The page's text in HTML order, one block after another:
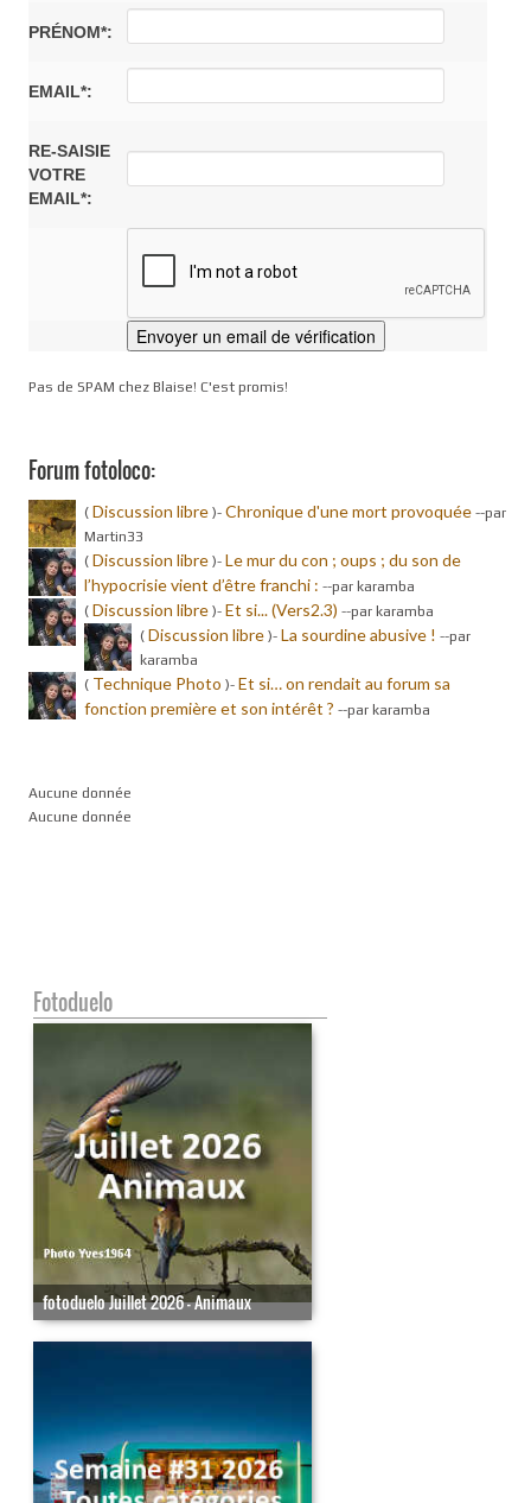
PRÉNOM*:
EMAIL*:
RE-SAISIE
VOTRE
EMAIL*:
Pas de SPAM chez Blaise! C'est promis!
Forum fotoloco:
( Discussion libre )- Chronique d'une mort provoquée --par
Martin33
( Discussion libre )- Le mur du con ; oups ; du son de
l’hypocrisie vient d’être franchi : --par karamba
( Discussion libre )- Et si... (Vers2.3) --par karamba
( Discussion libre )- La sourdine abusive ! --par
karamba
( Technique Photo )- Et si… on rendait au forum sa
fonction première et son intérêt ? --par karamba
Aucune donnée
Aucune donnée
Fotoduelo
fotoduelo Juillet 2026 - Animaux